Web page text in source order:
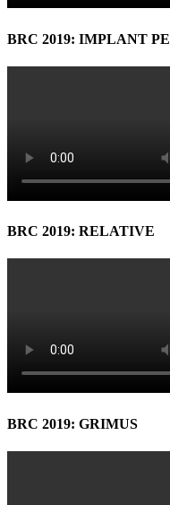
BRC 2019: IMPLANT
BRC 2019: RELATIVE
BRC 2019: GRIMUS